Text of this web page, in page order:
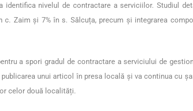
nivelul de contractare a serviciilor. Studiul
Zaim și 7% în s. Sălcuța, precum și integrarea
a spori gradul de contractare a serviciului de
unui articol în presa locală și va continua cu
celor două localități.